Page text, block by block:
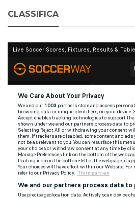
CLASSIFICA